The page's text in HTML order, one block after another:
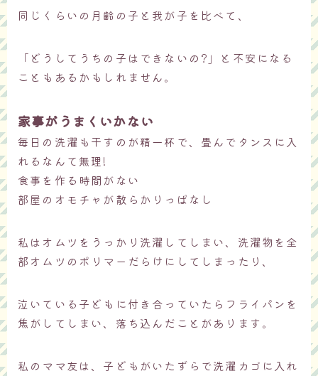
同じくらいの月齢の子と我が子を比べて、
「どうしてうちの子はできないの?」と不安になる
こともあるかもしれません。
家事がうまくいかない
毎日の洗濯も干すのが精一杯で、畳んでタンスに入
れるなんて無理!
食事を作る時間がない
部屋のオモチャが散らかりっぱなし
私はオムツをうっかり洗濯してしまい、洗濯物を全
部オムツのポリマーだらけにしてしまったり、
泣いている子どもに付き合っていたらフライパンを
焦がしてしまい、落ち込んだことがあります。
私のママ友は、子どもがいたずらで洗濯カゴに入れ